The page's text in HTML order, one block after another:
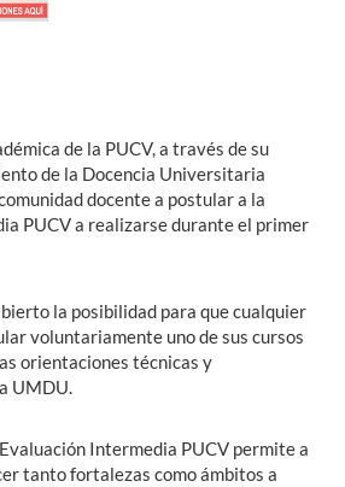
de la PUCV, a través de su
de la Docencia Universitaria
docente a postular a la
PUCV a realizarse durante el primer
la posibilidad para que cualquier
voluntariamente uno de sus cursos
orientaciones técnicas y
UMDU.
Intermedia PUCV permite a
tanto fortalezas como ámbitos a